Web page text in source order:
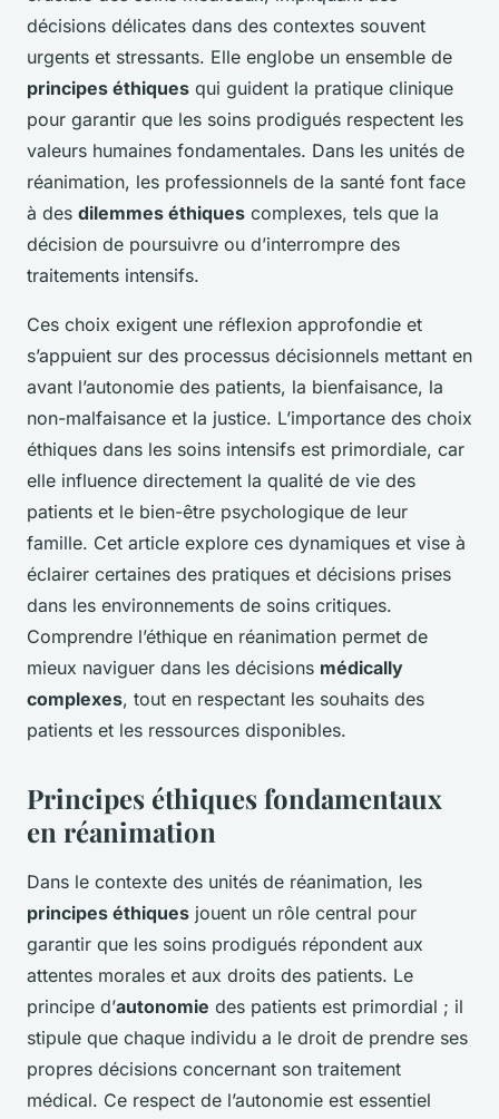
décisions délicates dans des contextes souvent
urgents et stressants. Elle englobe un ensemble de
principes éthiques qui guident la pratique clinique
pour garantir que les soins prodigués respectent les
valeurs humaines fondamentales. Dans les unités de
réanimation, les professionnels de la santé font face
à des dilemmes éthiques complexes, tels que la
décision de poursuivre ou d’interrompre des
traitements intensifs.
Ces choix exigent une réflexion approfondie et
s’appuient sur des processus décisionnels mettant en
avant l’autonomie des patients, la bienfaisance, la
non-malfaisance et la justice. L’importance des choix
éthiques dans les soins intensifs est primordiale, car
elle influence directement la qualité de vie des
patients et le bien-être psychologique de leur
famille. Cet article explore ces dynamiques et vise à
éclairer certaines des pratiques et décisions prises
dans les environnements de soins critiques.
Comprendre l’éthique en réanimation permet de
mieux naviguer dans les décisions médically
complexes, tout en respectant les souhaits des
patients et les ressources disponibles.
Principes éthiques fondamentaux
en réanimation
Dans le contexte des unités de réanimation, les
principes éthiques jouent un rôle central pour
garantir que les soins prodigués répondent aux
attentes morales et aux droits des patients. Le
principe d’autonomie des patients est primordial ; il
stipule que chaque individu a le droit de prendre ses
propres décisions concernant son traitement
médical. Ce respect de l’autonomie est essentiel